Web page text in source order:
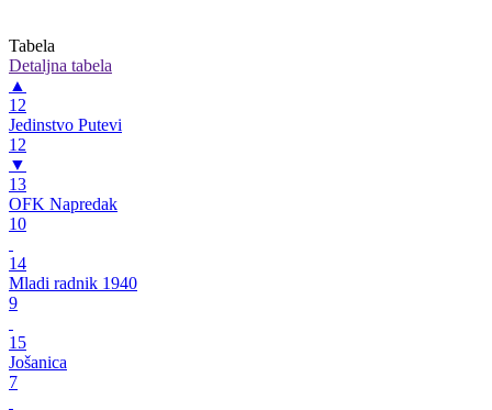
Tabela
Detaljna tabela
▲
12
Jedinstvo Putevi
12
▼
13
OFK Napredak
10
14
Mladi radnik 1940
9
15
Jošanica
7